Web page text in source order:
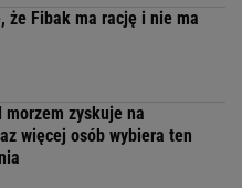
że Fibak ma rację i nie ma
morzem zyskuje na
więcej osób wybiera ten